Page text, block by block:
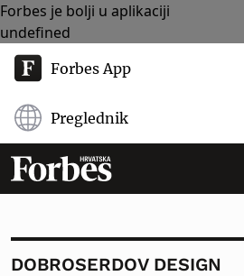
Forbes je bolji u aplikaciji
undefined
Forbes App
Preglednik
DOBROSERDOV DESIGN